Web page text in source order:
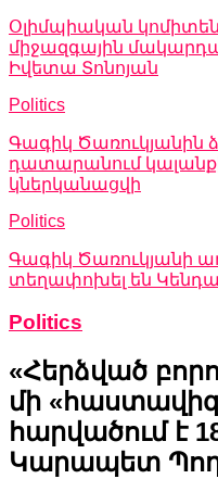
Օլիմպիական
միջազգային
Իվետա Տոնոյան
Politics
Գագիկ Ծառուկյանին
դատարանում կալանքի
կներկանացվի
Politics
Գագիկ Ծառուկյանի
տեղափոխել են
Politics
«Հերձված
մի
հարվածում է
Կարապետ